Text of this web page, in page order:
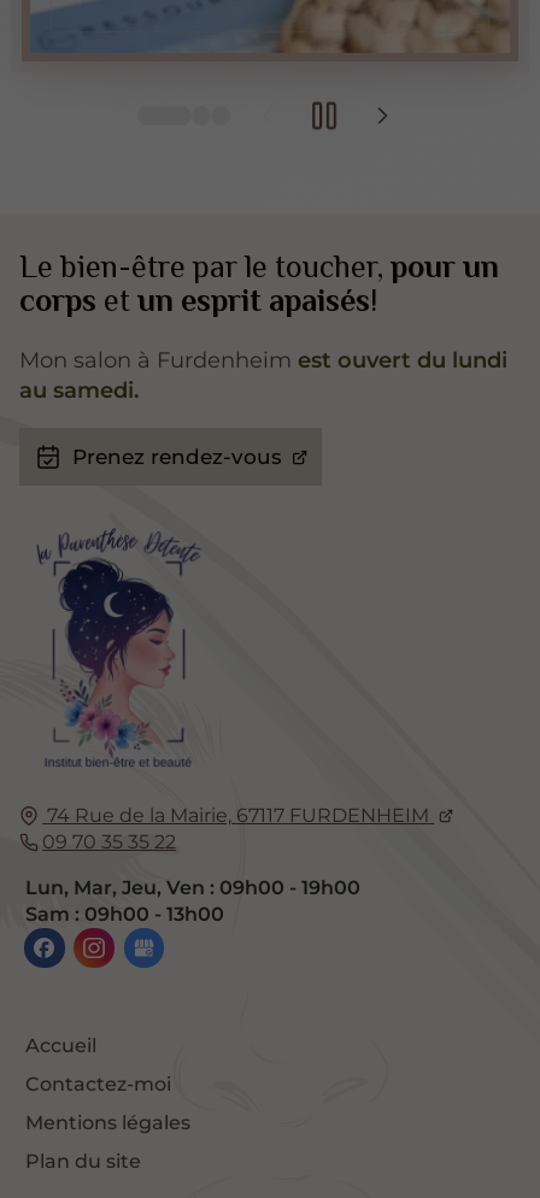
74 Rue de la Mairie, 67117 FURDENHEIM
09 70 35 35 22
Lun, Mar, Jeu, Ven : 09h00 - 19h00
Sam : 09h00 - 13h00
Accueil
Contactez-moi
Mentions légales
Plan du site
Le bien-être par le toucher,pour un
corps etun esprit apaisés!
Mon salon à Furdenheim est ouvert du lundi
au samedi.
Prenez rendez-vous